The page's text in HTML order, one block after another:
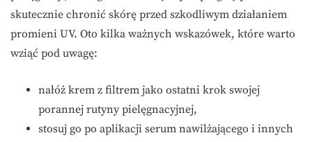
skutecznie chronić skórę przed szkodliwym działaniem
promieni UV. Oto kilka ważnych wskazówek, które warto
wziąć pod uwagę:
nałóż krem z filtrem jako ostatni krok swojej
porannej rutyny pielęgnacyjnej,
stosuj go po aplikacji serum nawilżającego i innych